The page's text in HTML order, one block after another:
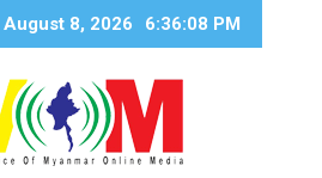
August 8, 2026 6:36:09 PM